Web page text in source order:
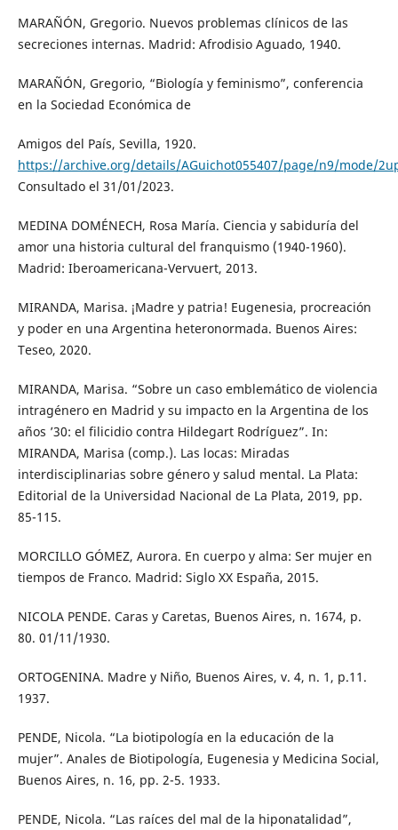
MARAÑÓN, Gregorio. Nuevos problemas clínicos de las
secreciones internas. Madrid: Afrodisio Aguado, 1940.
MARAÑÓN, Gregorio, “Biología y feminismo”, conferencia
en la Sociedad Económica de
Amigos del País, Sevilla, 1920.
https://archive.org/details/AGuichot055407/page/n9/mode/
Consultado el 31/01/2023.
MEDINA DOMÉNECH, Rosa María. Ciencia y sabiduría del
amor una historia cultural del franquismo (1940-1960).
Madrid: Iberoamericana-Vervuert, 2013.
MIRANDA, Marisa. ¡Madre y patria! Eugenesia, procreación
y poder en una Argentina heteronormada. Buenos Aires:
Teseo, 2020.
MIRANDA, Marisa. “Sobre un caso emblemático de violencia
intragénero en Madrid y su impacto en la Argentina de los
años ’30: el filicidio contra Hildegart Rodríguez”. In:
MIRANDA, Marisa (comp.). Las locas: Miradas
interdisciplinarias sobre género y salud mental. La Plata:
Editorial de la Universidad Nacional de La Plata, 2019, pp.
85-115.
MORCILLO GÓMEZ, Aurora. En cuerpo y alma: Ser mujer en
tiempos de Franco. Madrid: Siglo XX España, 2015.
NICOLA PENDE. Caras y Caretas, Buenos Aires, n. 1674, p.
80. 01/11/1930.
ORTOGENINA. Madre y Niño, Buenos Aires, v. 4, n. 1, p.11.
1937.
PENDE, Nicola. “La biotipología en la educación de la
mujer”. Anales de Biotipología, Eugenesia y Medicina Social,
Buenos Aires, n. 16, pp. 2-5. 1933.
PENDE, Nicola. “Las raíces del mal de la hiponatalidad”,